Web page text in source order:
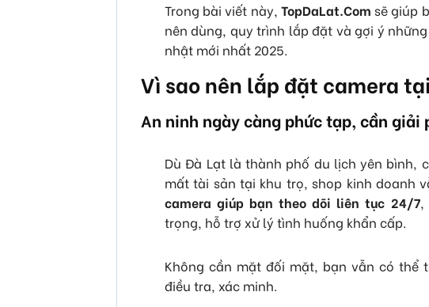
Trong bài viết này, TopDaLat.Com sẽ giúp
nên dùng, quy trình lắp đặt và gợi ý
nhật mới nhất 2025.
Vì sao nên lắp đặt camera
An ninh ngày càng phức tạp, cần
Dù Đà Lạt là thành phố du lịch yên bình,
mất tài sản tại khu trọ, shop kinh doanh
camera giúp bạn theo dõi liên tục 24/7,
trọng, hỗ trợ xử lý tình huống khẩn cấp.
Không cần mặt đối mặt, bạn vẫn có thể
điều tra, xác minh.